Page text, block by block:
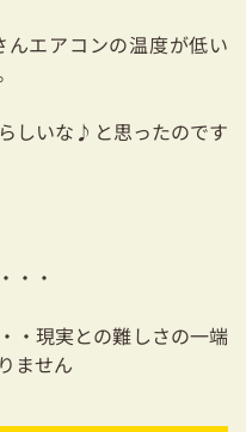
エアコンの温度が低い
しいな♪と思ったのです
・・
・現実との難しさの一端
ません